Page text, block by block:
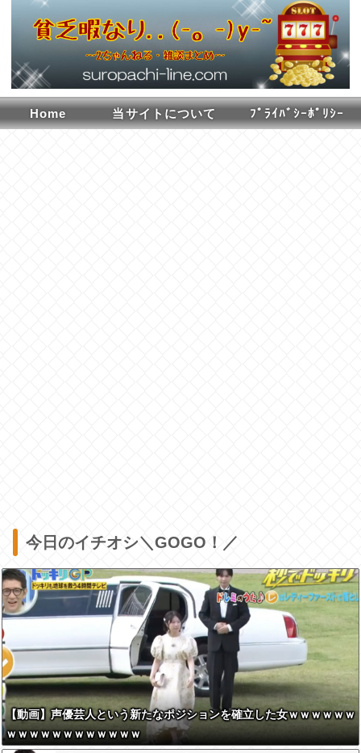
Home 当サイトについて ﾌﾟﾗｲﾊﾞｼｰﾎﾟﾘｼｰ
今日のイチオシ＼GOGO！／
【動画】声優芸人という新たなポジションを確立した女ｗｗｗｗｗｗ
ｗｗｗｗｗｗｗｗｗｗｗｗ